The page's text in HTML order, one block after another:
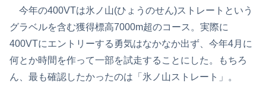
今年の400VTは氷ノ山(ひょうのせん)ストレートという
グラベルを含む獲得標高7000m超のコース。実際に
400VTにエントリーする勇気はなかなか出ず、今年4月に
何とか時間を作って一部を試走することにした。もちろ
ん、最も確認したかったのは「氷ノ山ストレート」。